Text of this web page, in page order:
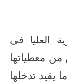
العليا فى
من معطياتها
يقيد تدخلها